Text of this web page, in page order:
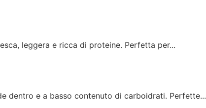
leggera e ricca di proteine. Perfetta per...
dentro e a basso contenuto di carboidrati. Perfette...